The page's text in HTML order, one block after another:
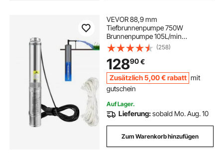
VEVOR 88,9 mm
Tiefbrunnenpumpe 750W
Brunnenpumpe 105L/min
Tauchpumpe max. Förderhöhe 62m
Rohrpumpe 230V 50Hz
Sandpumpe IP68 Wasserpumpe mit
20m Kabel Pumpe Ideal zur
Bewässerung oder Wasser-
Versorgung
(258)
12890€
Zusätzlich5,00 €rabatt mit
gutschein
Auf Lager.
Lieferung:sobald Mo. Aug. 10
Zum Warenkorb hinzufügen